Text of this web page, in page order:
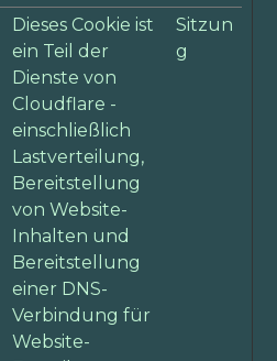
Dieses Cookie ist
ein Teil der
Dienste von
Cloudflare -
einschließlich
Lastverteilung,
Bereitstellung
von Website-
Inhalten und
Bereitstellung
einer DNS-
Verbindung für
Website-
Sitzun
g